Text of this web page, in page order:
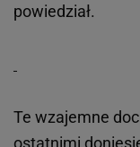
powiedział.
Te wzajemne
ostatnimi